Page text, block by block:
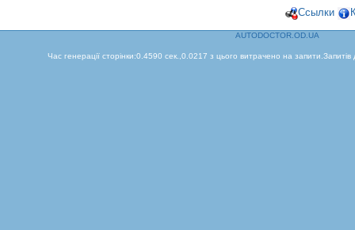
Ссылки
AUTODOCTOR.OD.UA
Час генерації сторінки:0.4590 сек.,0.0217 з цього витрачено на